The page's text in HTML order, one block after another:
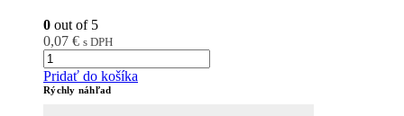
0 out of 5
0,07 € s DPH
Pridať do košíka
Rýchly náhľad